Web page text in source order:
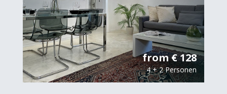
from € 128
4 + 2 Personen